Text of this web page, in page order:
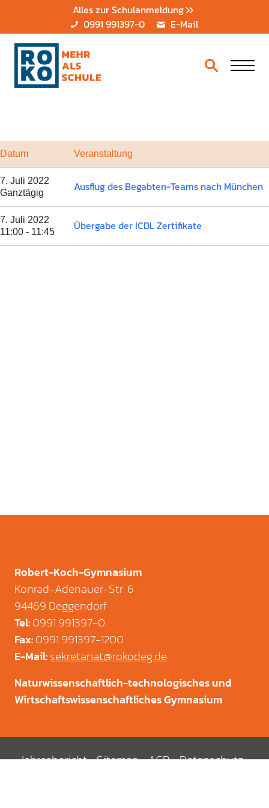
Alles zur Schulanmeldung
0991 991397-0
E-Mail
Datum Veranstaltung
7. Juli 2022
Ganztägig
Ausflug des Begabten-Teams nach München
7. Juli 2022
11:00 - 11:45
Übergabe der ICDL Zertifikate
Robert-Koch-Gymnasium
Konrad-Adenauer-Str. 6
94469 Deggendorf
Tel:0991 991397-0
Fax:0991 991397-1200
E-Mail:sekretariat@rokodeg.de
Naturwissenschaftlich-technologisches und
Wirtschaftswissenschaftliches Gymnasium
Jahresbericht Sitemap AGB Datenschutz